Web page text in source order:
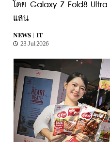
โดย Galaxy Z Fold8 Ultra
แสน
NEWS |
IT
23 Jul 2026